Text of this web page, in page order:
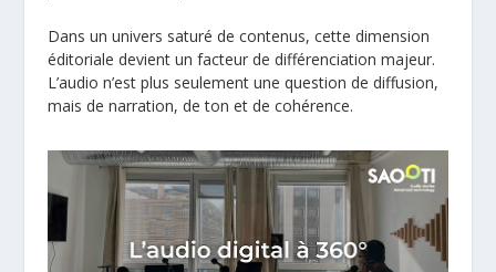
Dans un univers saturé de contenus, cette dimension
éditoriale devient un facteur de différenciation majeur.
L’audio n’est plus seulement une question de diffusion,
mais de narration, de ton et de cohérence.